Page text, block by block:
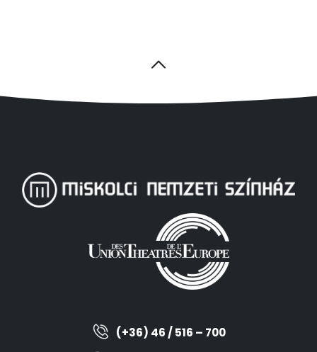
(+36) 46 / 516 – 700